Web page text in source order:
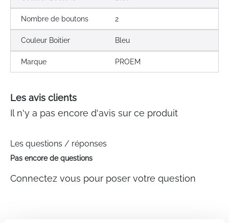
Nombre de boutons 2
Couleur Boitier Bleu
Marque PROEM
Les avis clients
Il n'y a pas encore d'avis sur ce produit
Les questions / réponses
Pas encore de questions
Connectez vous pour poser votre question